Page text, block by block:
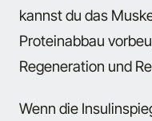
kannst du das
Proteinabbau
Regeneration und
Wenn die